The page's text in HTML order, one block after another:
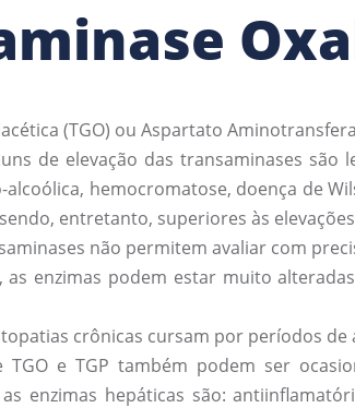
(TGO) ou Aspartato
de elevação das transaminases
hemocromatose, doença de
entretanto, superiores às elevações
não permitem avaliar com
as enzimas podem estar muito
crônicas cursam por períodos
TGO e TGP também podem ser
enzimas hepáticas são: